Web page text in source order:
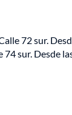
72 sur.
sur. Desde